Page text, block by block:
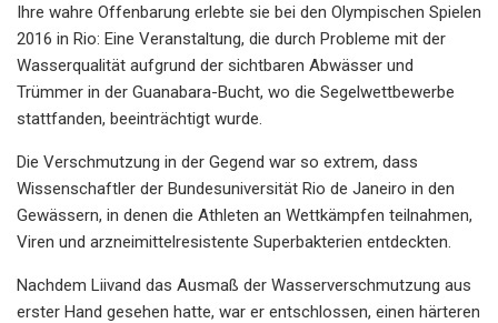
Ihre wahre Offenbarung erlebte sie bei den Olympischen Spielen
2016 in Rio: Eine Veranstaltung, die durch Probleme mit der
Wasserqualität aufgrund der sichtbaren Abwässer und
Trümmer in der Guanabara-Bucht, wo die Segelwettbewerbe
stattfanden, beeinträchtigt wurde.
Die Verschmutzung in der Gegend war so extrem, dass
Wissenschaftler der Bundesuniversität Rio de Janeiro in den
Gewässern, in denen die Athleten an Wettkämpfen teilnahmen,
Viren und arzneimittelresistente Superbakterien entdeckten.
Nachdem Liivand das Ausmaß der Wasserverschmutzung aus
erster Hand gesehen hatte, war er entschlossen, einen härteren